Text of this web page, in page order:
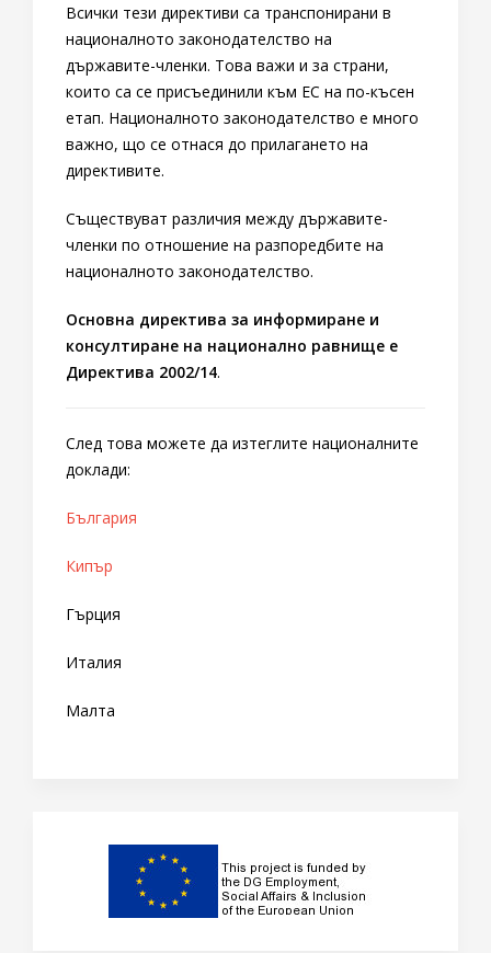
Всички тези директиви са транспонирани в
националното законодателство на
държавите-членки. Това важи и за страни,
които са се присъединили към ЕС на по-късен
етап. Националното законодателство е много
важно, що се отнася до прилагането на
директивите.
Съществуват различия между държавите-
членки по отношение на разпоредбите на
националното законодателство.
Основна директива за информиране и
консултиране на национално равнище е
Директива 2002/14.
След това можете да изтеглите националните
доклади:
България
Кипър
Гърция
Италия
Малта